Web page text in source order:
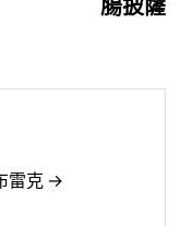
腸披薩
雷克 →